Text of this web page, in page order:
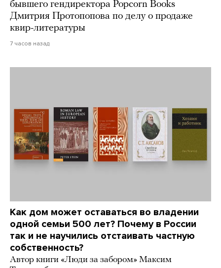
бывшего гендиректора Popcorn Books
Дмитрия Протопопова по делу о продаже
квир-литературы
7 часов назад
Как дом может оставаться во владении
одной семьи 500 лет? Почему в России
так и не научились отстаивать частную
собственность?
Автор книги «Люди за забором» Максим